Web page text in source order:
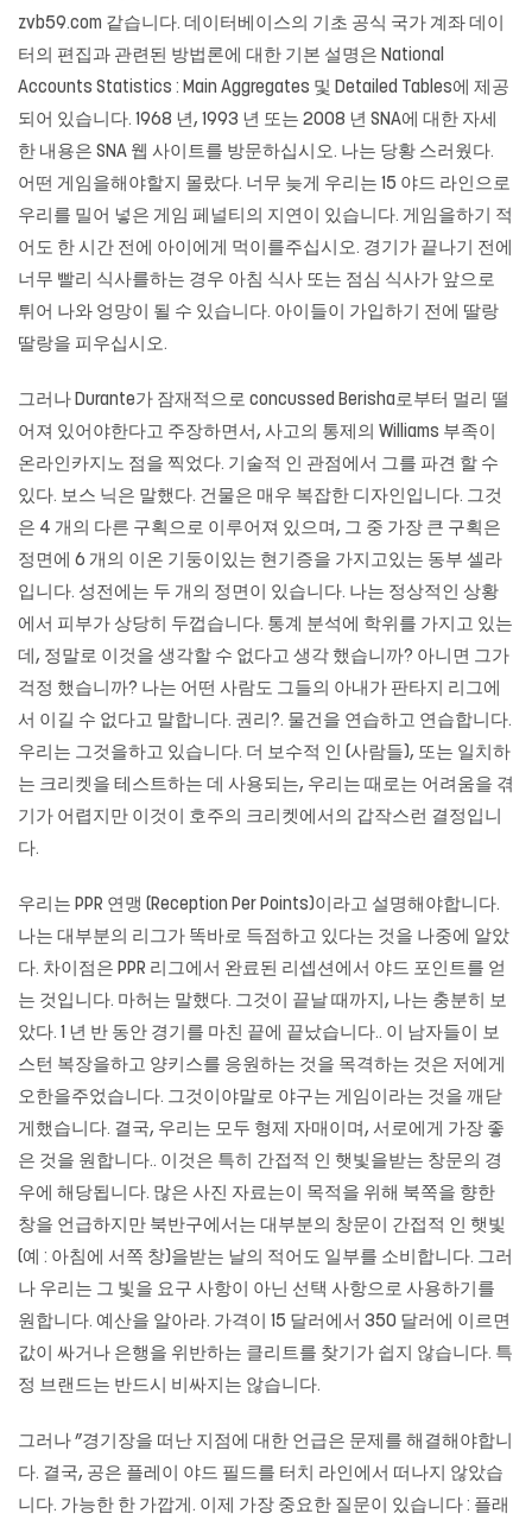
zvb59.com 같습니다. 데이터베이스의 기초 공식 국가 계좌 데이
터의 편집과 관련된 방법론에 대한 기본 설명은 National
Accounts Statistics : Main Aggregates 및 Detailed Tables에 제공
되어 있습니다. 1968 년, 1993 년 또는 2008 년 SNA에 대한 자세
한 내용은 SNA 웹 사이트를 방문하십시오. 나는 당황 스러웠다.
어떤 게임을해야할지 몰랐다. 너무 늦게 우리는 15 야드 라인으로
우리를 밀어 넣은 게임 페널티의 지연이 있습니다. 게임을하기 적
어도 한 시간 전에 아이에게 먹이를주십시오. 경기가 끝나기 전에
너무 빨리 식사를하는 경우 아침 식사 또는 점심 식사가 앞으로
튀어 나와 엉망이 될 수 있습니다. 아이들이 가입하기 전에 딸랑
딸랑을 피우십시오.
그러나 Durante가 잠재적으로 concussed Berisha로부터 멀리 떨
어져 있어야한다고 주장하면서, 사고의 통제의 Williams 부족이
온라인카지노 점을 찍었다. 기술적 인 관점에서 그를 파견 할 수
있다. 보스 닉은 말했다. 건물은 매우 복잡한 디자인입니다. 그것
은 4 개의 다른 구획으로 이루어져 있으며, 그 중 가장 큰 구획은
정면에 6 개의 이온 기둥이있는 현기증을 가지고있는 동부 셀라
입니다. 성전에는 두 개의 정면이 있습니다. 나는 정상적인 상황
에서 피부가 상당히 두껍습니다. 통계 분석에 학위를 가지고 있는
데, 정말로 이것을 생각할 수 없다고 생각 했습니까? 아니면 그가
걱정 했습니까? 나는 어떤 사람도 그들의 아내가 판타지 리그에
서 이길 수 없다고 말합니다. 권리?. 물건을 연습하고 연습합니다.
우리는 그것을하고 있습니다. 더 보수적 인 (사람들), 또는 일치하
는 크리켓을 테스트하는 데 사용되는, 우리는 때로는 어려움을 겪
기가 어렵지만 이것이 호주의 크리켓에서의 갑작스런 결정입니
다.
우리는 PPR 연맹 (Reception Per Points)이라고 설명해야합니다.
나는 대부분의 리그가 똑바로 득점하고 있다는 것을 나중에 알았
다. 차이점은 PPR 리그에서 완료된 리셉션에서 야드 포인트를 얻
는 것입니다. 마허는 말했다. 그것이 끝날 때까지, 나는 충분히 보
았다. 1 년 반 동안 경기를 마친 끝에 끝났습니다.. 이 남자들이 보
스턴 복장을하고 양키스를 응원하는 것을 목격하는 것은 저에게
오한을주었습니다. 그것이야말로 야구는 게임이라는 것을 깨닫
게했습니다. 결국, 우리는 모두 형제 자매이며, 서로에게 가장 좋
은 것을 원합니다.. 이것은 특히 간접적 인 햇빛을받는 창문의 경
우에 해당됩니다. 많은 사진 자료는이 목적을 위해 북쪽을 향한
창을 언급하지만 북반구에서는 대부분의 창문이 간접적 인 햇빛
(예 : 아침에 서쪽 창)을받는 날의 적어도 일부를 소비합니다. 그러
나 우리는 그 빛을 요구 사항이 아닌 선택 사항으로 사용하기를
원합니다. 예산을 알아라. 가격이 15 달러에서 350 달러에 이르면
값이 싸거나 은행을 위반하는 클리트를 찾기가 쉽지 않습니다. 특
정 브랜드는 반드시 비싸지는 않습니다.
그러나 ”경기장을 떠난 지점에 대한 언급은 문제를 해결해야합니
다. 결국, 공은 플레이 야드 필드를 터치 라인에서 떠나지 않았습
니다. 가능한 한 가깝게. 이제 가장 중요한 질문이 있습니다 : 플래